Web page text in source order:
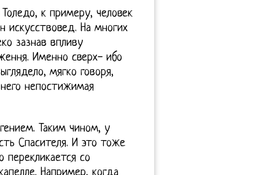
к примеру, человек
искусствовед. На многих
зазнав впливу
Именно сверх- ибо
мягко говоря,
непостижимая
Таким чином, у
Спасителя. И это тоже
со